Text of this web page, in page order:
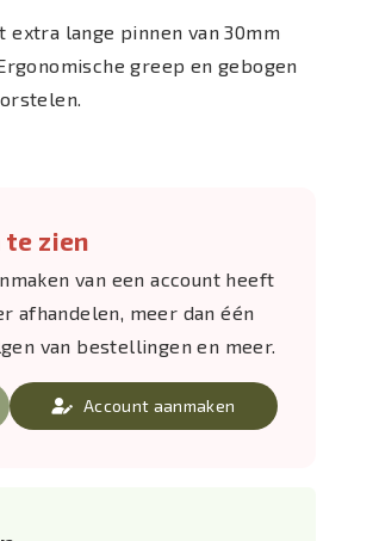
lange pinnen van 30mm
greep en gebogen
te zien
van een account heeft
afhandelen, meer dan één
van bestellingen en meer.
Account aanmaken